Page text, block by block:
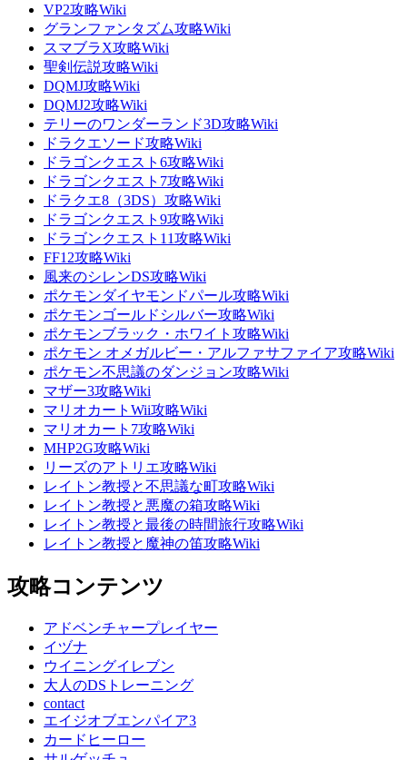
VP2攻略Wiki
グランファンタズム攻略Wiki
スマブラX攻略Wiki
聖剣伝説攻略Wiki
DQMJ攻略Wiki
DQMJ2攻略Wiki
テリーのワンダーランド3D攻略Wiki
ドラクエソード攻略Wiki
ドラゴンクエスト6攻略Wiki
ドラゴンクエスト7攻略Wiki
ドラクエ8（3DS）攻略Wiki
ドラゴンクエスト9攻略Wiki
ドラゴンクエスト11攻略Wiki
FF12攻略Wiki
風来のシレンDS攻略Wiki
ポケモンダイヤモンドパール攻略Wiki
ポケモンゴールドシルバー攻略Wiki
ポケモンブラック・ホワイト攻略Wiki
ポケモン オメガルビー・アルファサファイア攻略Wiki
ポケモン不思議のダンジョン攻略Wiki
マザー3攻略Wiki
マリオカートWii攻略Wiki
マリオカート7攻略Wiki
MHP2G攻略Wiki
リーズのアトリエ攻略Wiki
レイトン教授と不思議な町攻略Wiki
レイトン教授と悪魔の箱攻略Wiki
レイトン教授と最後の時間旅行攻略Wiki
レイトン教授と魔神の笛攻略Wiki
攻略コンテンツ
アドベンチャープレイヤー
イヅナ
ウイニングイレブン
大人のDSトレーニング
contact
エイジオブエンパイア3
カードヒーロー